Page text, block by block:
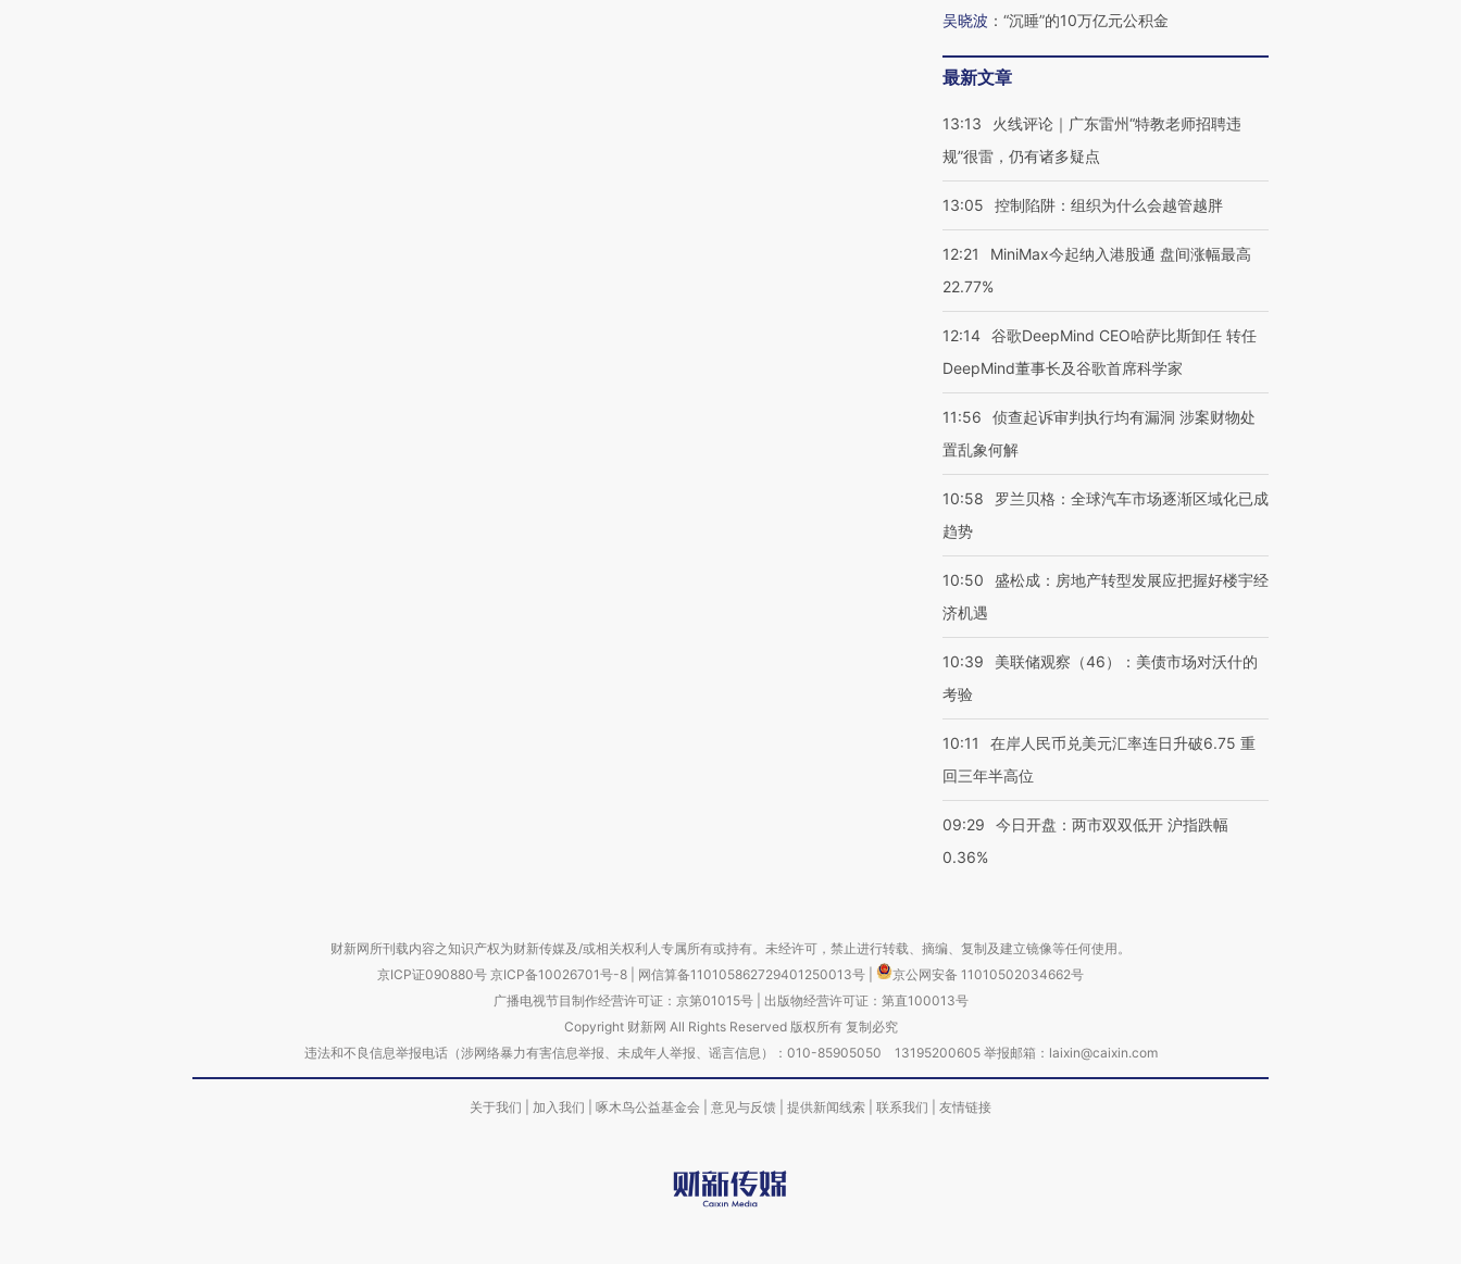
吴晓波 ： “沉睡”的10万亿元公积金
最新文章
13:13
火线评论｜广东雷州“特教老师招聘违
规”很雷，仍有诸多疑点
13:05 控制陷阱：组织为什么会越管越胖
12:21
MiniMax今起纳入港股通 盘间涨幅最高
22.77%
12:14 谷歌DeepMind CEO哈萨比斯卸任 转任
DeepMind董事长及谷歌首席科学家
11:56
侦查起诉审判执行均有漏洞 涉案财物处
置乱象何解
10:58
罗兰贝格：全球汽车市场逐渐区域化已成
趋势
10:50
盛松成：房地产转型发展应把握好楼宇经
济机遇
10:39
美联储观察（46）：美债市场对沃什的
考验
10:11
在岸人民币兑美元汇率连日升破6.75 重
回三年半高位
09:29
今日开盘：两市双双低开 沪指跌幅
0.36%
财新网所刊载内容之知识产权为财新传媒及/或相关权利人专属所有或持有。未经许可，禁止进行转载、摘编、复制及建立镜像等任何使用。
京ICP证090880号 京ICP备10026701号-8 网信算备110105862729401250013号
京公网安备 11010502034662号
广播电视节目制作经营许可证：京第01015号| 出版物经营许可证：第直100013号
Copyright 财新网 All Rights Reserved 版权所有 复制必究
违法和不良信息举报电话（涉网络暴力有害信息举报、未成年人举报、谣言信息）：010-85905050 13195200605 举报邮箱：laixin@caixin.com
关于我们 加入我们 啄木鸟公益基金会 意见与反馈 提供新闻线索 联系我们 友情链接